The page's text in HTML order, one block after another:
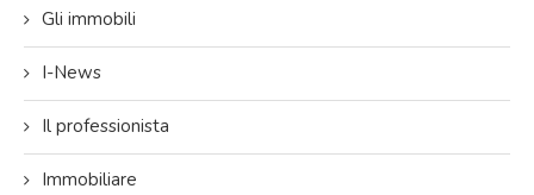
Gli immobili
I-News
Il professionista
Immobiliare